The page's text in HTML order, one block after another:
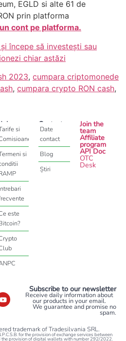
EGLD si alte 61 de
prin platforma
cont pe platforma.
începe să investești sau
chiar astăzi
2023, cumpara criptomonede
, cumpara crypto RON cash,
si
si
este
Contact
Date
contact
Blog
Știri
Join the
team
Affiliate
program
API Doc
OTC
Desk
Subscribe to our newsletter
Receive daily information about
our products in your email.
We guarantee and promise no
spam.
trademark of Tradesilvania SRL.
for the provision of exchange services between
the provision of digital wallets with number 292/2022.